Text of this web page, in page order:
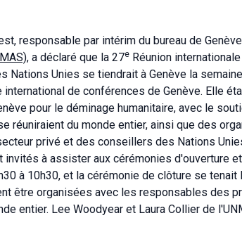
responsable par intérim du bureau de
, a déclaré que la 27e Réunion
Nations Unies se tiendrait à Genève la
international de conférences de Genève. Elle
pour le déminage humanitaire, avec le
réuniraient du monde entier, ainsi que des
privé et des conseillers des Nations
invités à assister aux cérémonies d'ouverture
à 10h30, et la cérémonie de clôture se
être organisées avec les responsables des
entier. Lee Woodyear et Laura Collier de